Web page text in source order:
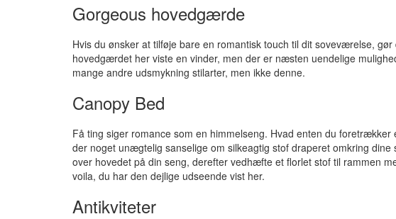
Gorgeous hovedgærde
Hvis du ønsker at tilføje bare en romantisk touch til dit soveværelse,
hovedgærdet her viste en vinder, men der er næsten uendelige
mange andre udsmykning stilarter, men ikke denne.
Canopy Bed
Få ting siger romance som en himmelseng. Hvad enten du
der noget unægtelig sanselige om silkeagtig stof draperet omkring
over hovedet på din seng, derefter vedhæfte et florlet stof til rammen
voila, du har den dejlige udseende vist her.
Antikviteter